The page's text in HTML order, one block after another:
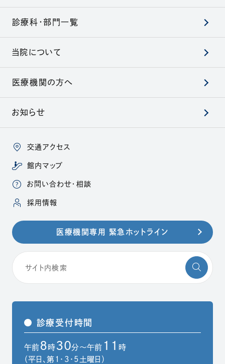
診療科・部門一覧
当院について
医療機関の方へ
お知らせ
交通アクセス
館内マップ
お問い合わせ・相談
採用情報
医療機関専用 緊急ホットライン
診療受付時間
午前 8 時 30分～午前 11
時
（平日、第1・3・5土曜日）